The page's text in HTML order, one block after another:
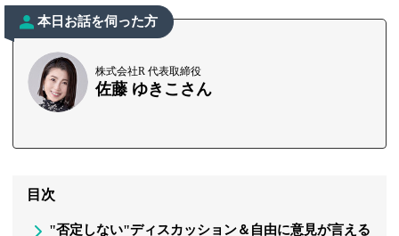
本日お話を伺った方
株式会社R 代表取締役
佐藤 ゆきこさん
目次
"否定しない"ディスカッション＆自由に意見が言える